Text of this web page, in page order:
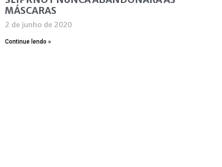
MÁSCARAS
2 de junho de 2020
Continue lendo »